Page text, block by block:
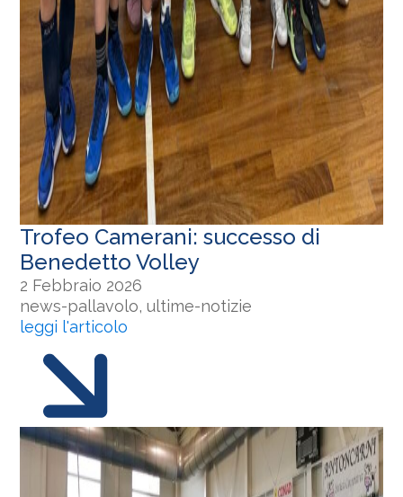
Trofeo Camerani: successo di
Benedetto Volley
2 Febbraio 2026
news-pallavolo, ultime-notizie
leggi l'articolo